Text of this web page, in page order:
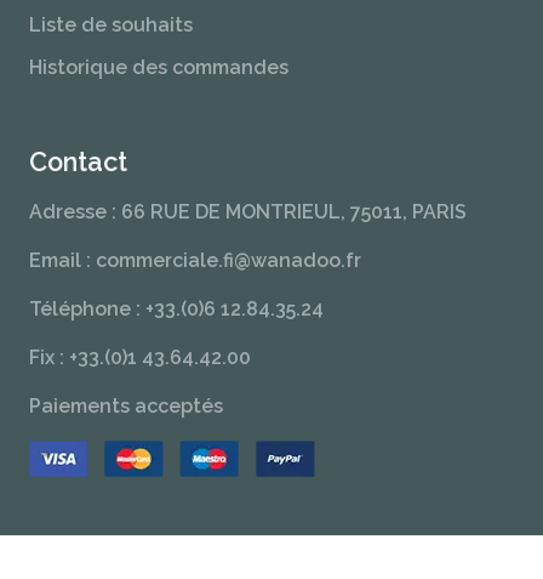
Liste de souhaits
Historique des commandes
Contact
Adresse : 66 RUE DE MONTRIEUL, 75011, PARIS
Email : commerciale.fi@wanadoo.fr
Téléphone : +33.(0)6 12.84.35.24
Fix : +33.(0)1 43.64.42.00
Paiements acceptés